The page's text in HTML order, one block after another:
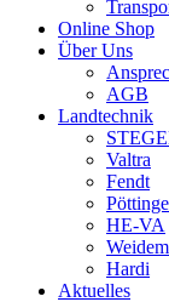
Online Shop
Über Uns
AGB
Landtechnik
Valtra
Fendt
HE-VA
Hardi
Aktuelles